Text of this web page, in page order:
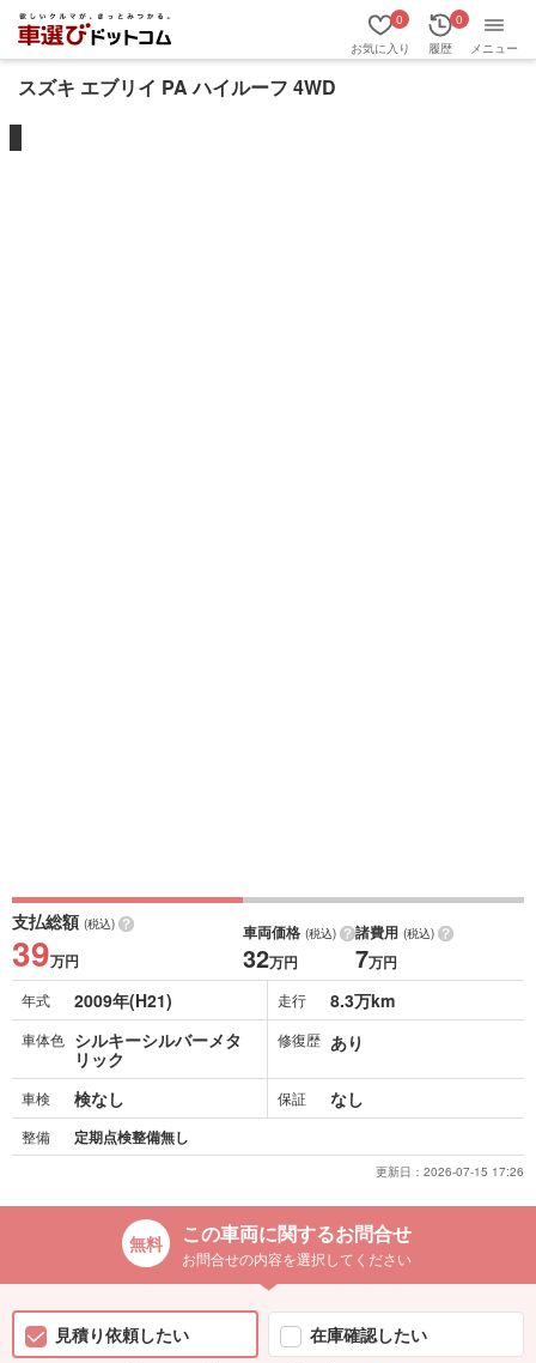
お気に入り
0
履歴
0
メニュー
スズキ エブリイ PA ハイルーフ 4WD
支払総額 (税込)
39万円
車両価格 (税込)
32万円
諸費用 (税込)
7万円
年式 2009年(H21) 走行 8.3万km
車体色 シルキーシルバーメタ
リック
修復歴 あり
車検 検なし 保証 なし
整備 定期点検整備無し
更新日： 2026-07-15 17:26
この車両に関するお問合せ
お問合せの内容を選択してください
見積り依頼したい
在庫確認したい